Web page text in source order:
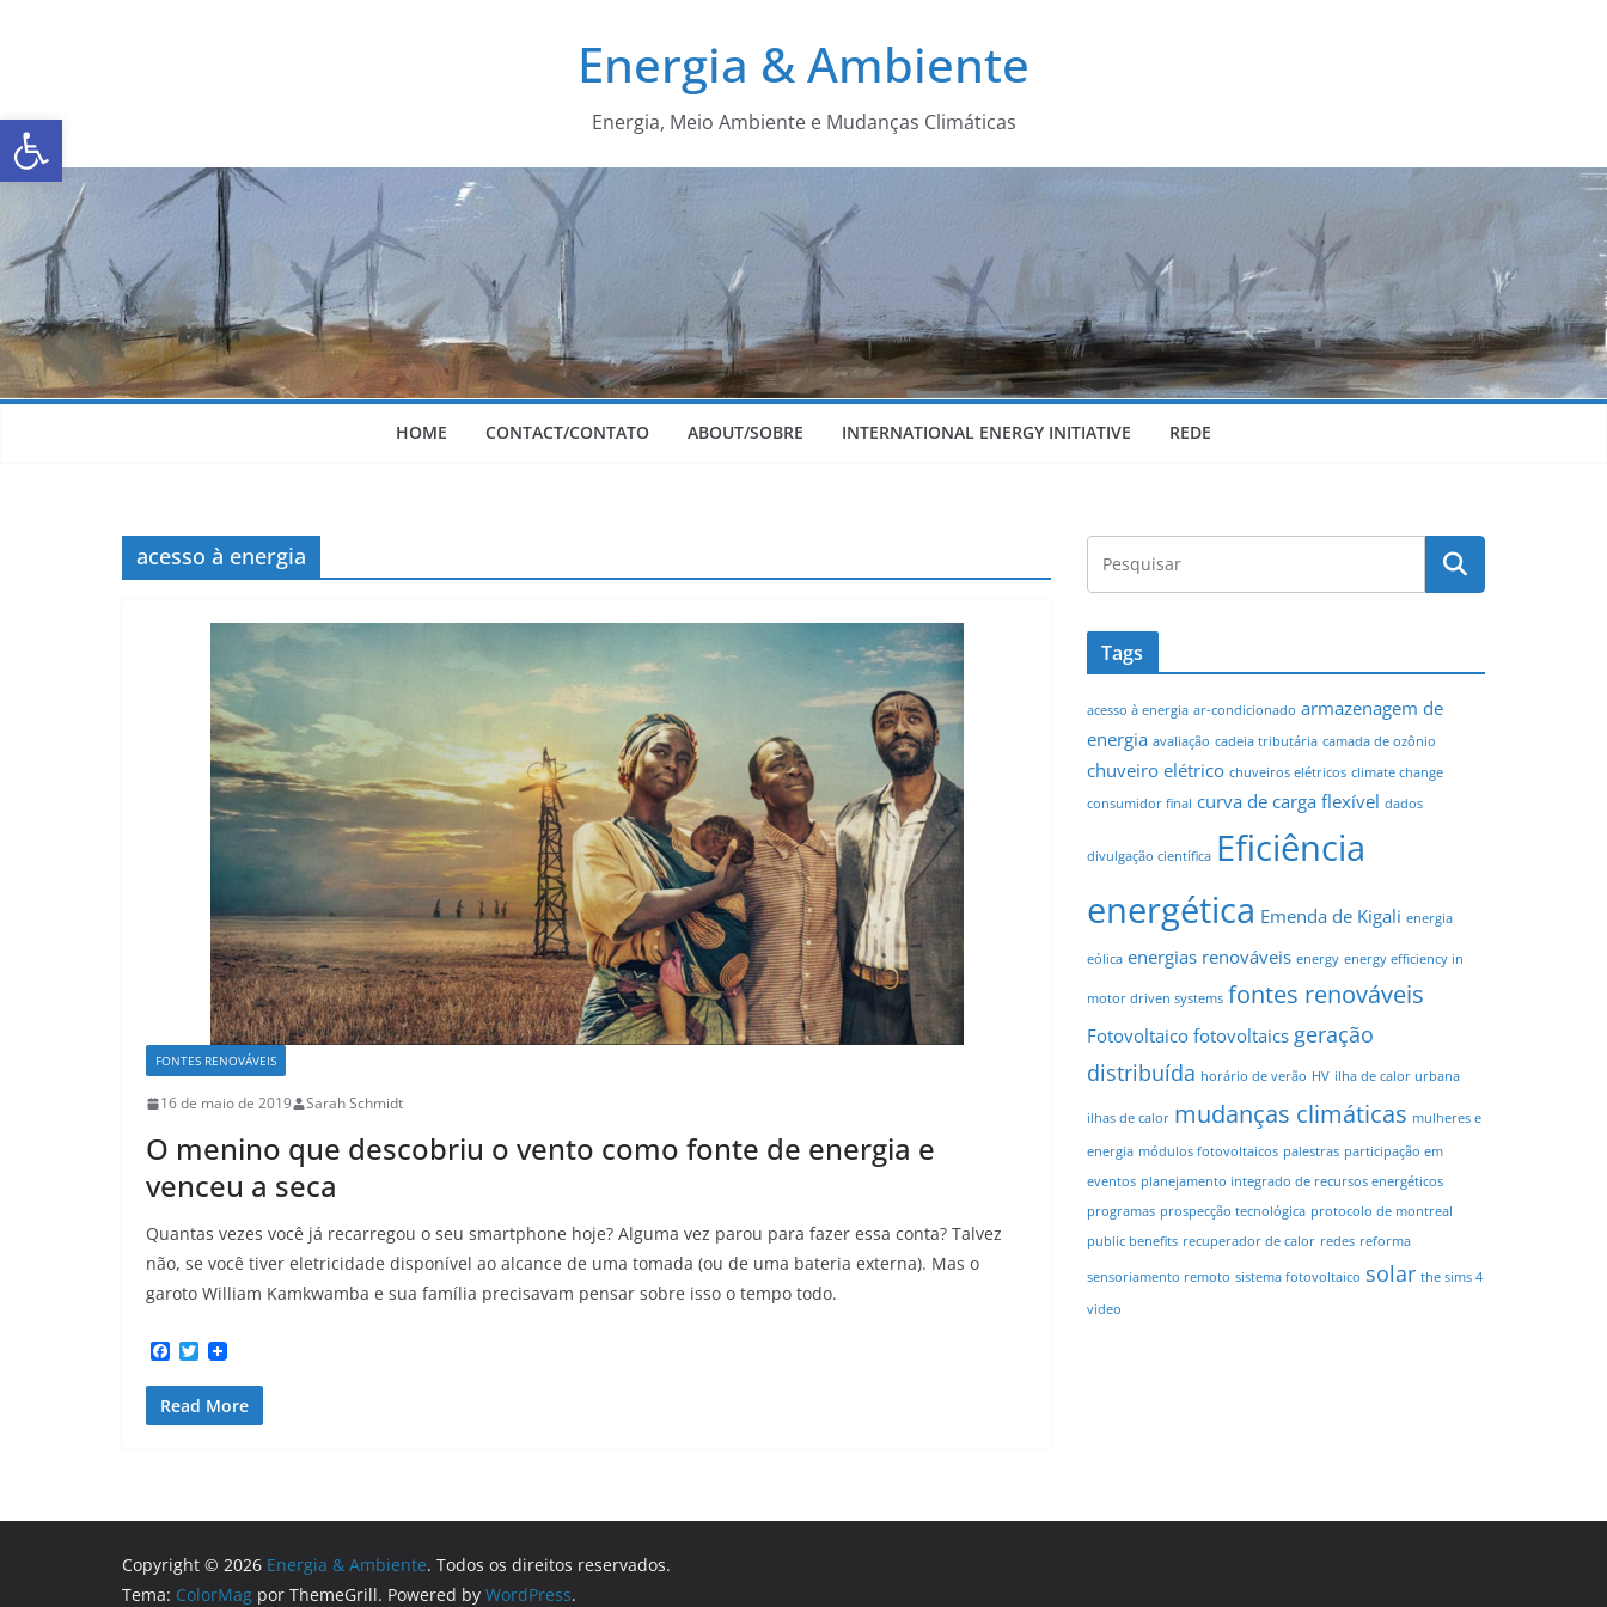
Abrir a barra de ferramentas
Energia & Ambiente
Energia, Meio Ambiente e Mudanças Climáticas
HOME CONTACT/CONTATO ABOUT/SOBRE INTERNATIONAL ENERGY INITIATIVE REDE
acesso à energia
FONTES RENOVÁVEIS
16 de maio de 2019 Sarah Schmidt
O menino que descobriu o vento como fonte de energia e
venceu a seca
Quantas vezes você já recarregou o seu smartphone hoje? Alguma vez parou para fazer essa conta? Talvez
não, se você tiver eletricidade disponível ao alcance de uma tomada (ou de uma bateria externa). Mas o
garoto William Kamkwamba e sua família precisavam pensar sobre isso o tempo todo.
c
e
b
T
i
t
t
Read More
Tags
acesso à energia ar-condicionado armazenagem de
energia avaliação cadeia tributária camada de ozônio
chuveiro elétrico chuveiros elétricos climate change
consumidor final curva de carga flexível dados
divulgação científica Eficiência
energética Emenda de Kigali energia
eólica energias renováveis energy energy efficiency in
motor driven systems fontes renováveis
Fotovoltaico fotovoltaics geração
distribuída horário de verão HV ilha de calor urbana
ilhas de calor mudanças climáticas mulheres e
energia módulos fotovoltaicos palestras participação em
eventos planejamento integrado de recursos energéticos
programas prospecção tecnológica protocolo de montreal
public benefits recuperador de calor redes reforma
sensoriamento remoto sistema fotovoltaico solar the sims 4
video
Copyright © 2026 Energia & Ambiente. Todos os direitos reservados.
Tema: ColorMag por ThemeGrill. Powered by WordPress.